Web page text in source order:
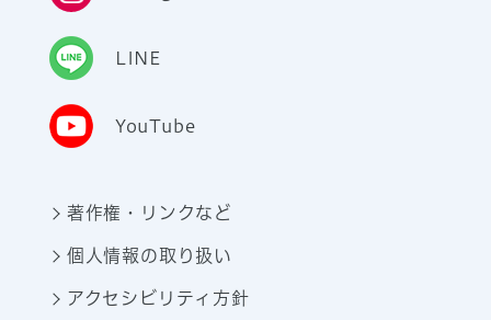
LINE
YouTube
著作権・リンクなど
個人情報の取り扱い
アクセシビリティ方針